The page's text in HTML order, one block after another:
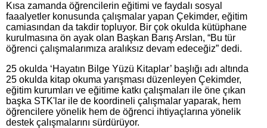
Kısa zamanda öğrencilerin eğitimi ve faydalı sosyal
faaalyetler konusunda çalışmalar yapan Çekimder, eğitim
camiasından da takdir topluyor. Bir çok okulda kütüphane
kurulmasına ön ayak olan Başkan Barış Arslan, “Bu tür
öğrenci çalışmalarımıza aralıksız devam edeceğiz” dedi.
25 okulda ‘Hayatın Bilge Yüzü Kitaplar’ başlığı adı altında
25 okulda kitap okuma yarışması düzenleyen Çekimder,
eğitim kurumları ve eğitime katkı çalışmaları ile öne çıkan
başka STK'lar ile de koordineli çalışmalar yaparak, hem
öğrencilere yönelik hem de öğrenci ihtiyaçlarına yönelik
destek çalışmalarını sürdürüyor.